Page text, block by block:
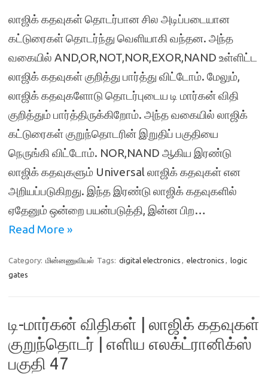
லாஜிக் கதவுகள் தொடர்பான சில அடிப்படையான
கட்டுரைகள் தொடர்ந்து வெளியாகி வந்தன. அந்த
வகையில் AND,OR,NOT,NOR,EXOR,NAND உள்ளிட்ட
லாஜிக் கதவுகள் குறித்து பார்த்து விட்டோம். மேலும்,
லாஜிக் கதவுகளோடு தொடர்புடைய டி மார்கன் விதி
குறித்தும் பார்த்திருக்கிறோம். அந்த வகையில் லாஜிக்
கட்டுரைகள் குறுந்தொடரின் இறுதிப் பகுதியை
நெருங்கி விட்டோம். NOR,NAND ஆகிய இரண்டு
லாஜிக் கதவுகளும் Universal லாஜிக் கதவுகள் என
அறியப்படுகிறது. இந்த இரண்டு லாஜிக் கதவுகளில்
ஏதேனும் ஒன்றை பயன்படுத்தி, இன்ன பிற…
Read More »
Category: மின்னணுவியல் Tags: digital electronics , electronics , logic
gates
டி-மார்கன் விதிகள் | லாஜிக் கதவுகள்
குறுந்தொடர் | எளிய எலக்ட்ரானிக்ஸ்
பகுதி 47